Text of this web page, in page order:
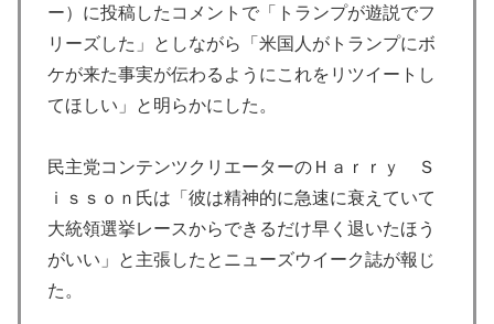
ー）に投稿したコメントで「トランプが遊説でフ
リーズした」としながら「米国人がトランプにボ
ケが来た事実が伝わるようにこれをリツイートし
てほしい」と明らかにした。
民主党コンテンツクリエーターのＨａｒｒｙ Ｓ
ｉｓｓｏｎ氏は「彼は精神的に急速に衰えていて
大統領選挙レースからできるだけ早く退いたほう
がいい」と主張したとニューズウイーク誌が報じ
た。